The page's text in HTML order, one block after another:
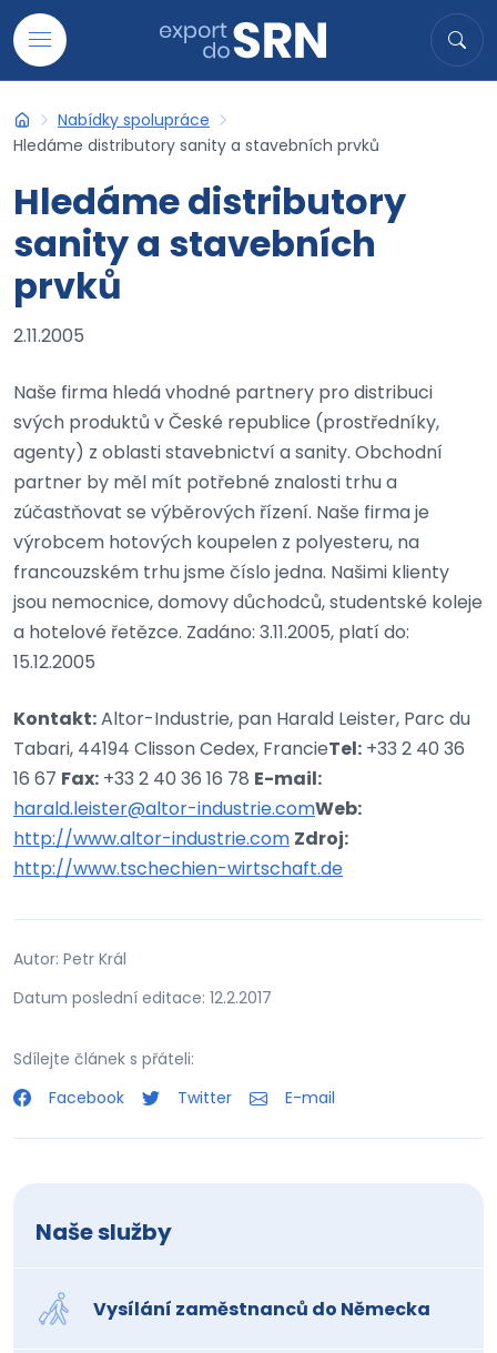
Přejít na obsah
Hledat
Export do SRN
Nabídky spolupráce
Hledáme distributory sanity a stavebních prvků
Hledáme distributory
sanity a stavebních
prvků
2.11.2005
Naše firma hledá vhodné partnery pro distribuci
svých produktů v České republice (prostředníky,
agenty) z oblasti stavebnictví a sanity. Obchodní
partner by měl mít potřebné znalosti trhu a
zúčastňovat se výběrových řízení. Naše firma je
výrobcem hotových koupelen z polyesteru, na
francouzském trhu jsme číslo jedna. Našimi klienty
jsou nemocnice, domovy důchodců, studentské koleje
a hotelové řetězce. Zadáno: 3.11.2005, platí do:
15.12.2005
Kontakt:Altor-Industrie, pan Harald Leister, Parc du
Tabari, 44194 Clisson Cedex, FrancieTel: +33 2 40 36
16 67 Fax: +33 2 40 36 16 78 E-mail:
harald.leister@altor-industrie.comWeb:
http://www.altor-industrie.com Zdroj:
http://www.tschechien-wirtschaft.de
Autor: Petr Král
Datum poslední editace: 12.2.2017
Sdílejte článek s přáteli:
Facebook
Twitter E-mail
Naše služby
Vysílání zaměstnanců do Německa